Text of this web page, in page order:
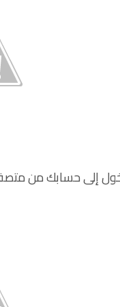
إلى حسابك من